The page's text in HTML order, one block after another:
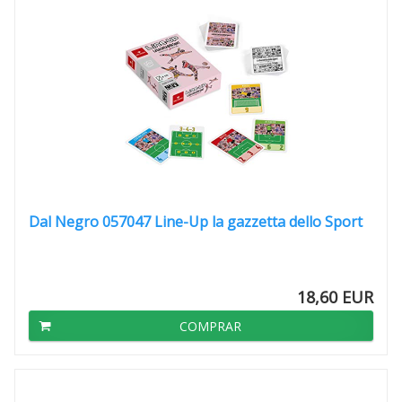
Dal Negro 057047 Line-Up la gazzetta dello Sport
18,60 EUR
COMPRAR